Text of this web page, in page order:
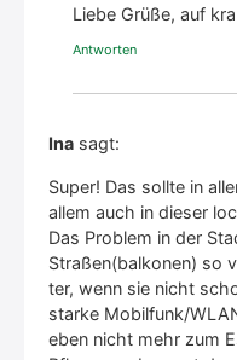
Lie­be Grü­ße, auf
Antworten
Ina sagt:
Super! Das soll­te in
allem auch in die­ser
Das Pro­blem in der
Straßen(balkonen) so
ter, wenn sie nicht
star­ke Mobil­fun­k/
eben nicht mehr zum